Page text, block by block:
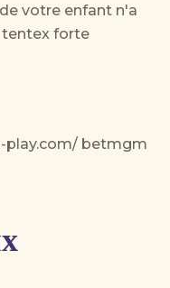
votre enfant n'a
forte
betmgm